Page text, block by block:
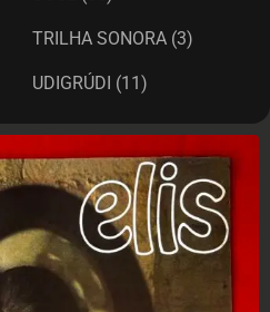
TRILHA SONORA (3)
UDIGRÚDI (11)